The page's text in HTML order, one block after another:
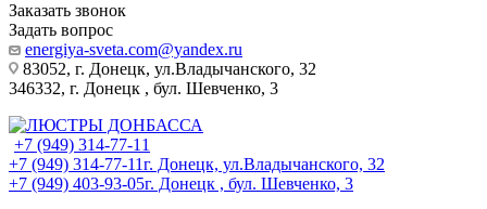
Заказать звонок
Задать вопрос
energiya-sveta.com@yandex.ru
83052, г. Донецк, ул.Владычанского, 32
346332, г. Донецк , бул. Шевченко, 3
+7 (949) 314-77-11
+7 (949) 314-77-11г. Донецк, ул.Владычанского, 32
+7 (949) 403-93-05г. Донецк , бул. Шевченко, 3